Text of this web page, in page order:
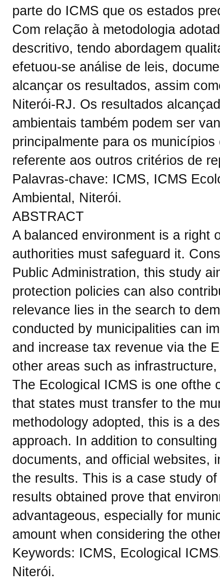
parte do ICMS que os estados
Com relação à metodologia
descritivo, tendo abordagem
efetuou-se análise de leis,
alcançar os resultados, assim
Niterói-RJ. Os resultados
ambientais também podem ser
principalmente para os
referente aos outros critérios de
Palavras-chave: ICMS, ICMS
Ambiental, Niterói.
ABSTRACT
A balanced environment is a right
authorities must safeguard it.
Public Administration, this study
protection policies can also
relevance lies in the search to
conducted by municipalities can
and increase tax revenue via the
other areas such as
The Ecological ICMS is one ofthe
that states must transfer to the
methodology adopted, this is a
approach. In addition to
documents, and official websites,
the results. This is a case study
results obtained prove that
advantageous, especially for
amount when considering the
Keywords: ICMS, Ecological
Niterói.